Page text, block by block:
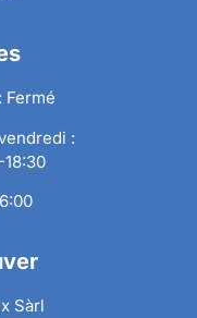
Fermé
:
18:30
Sàrl